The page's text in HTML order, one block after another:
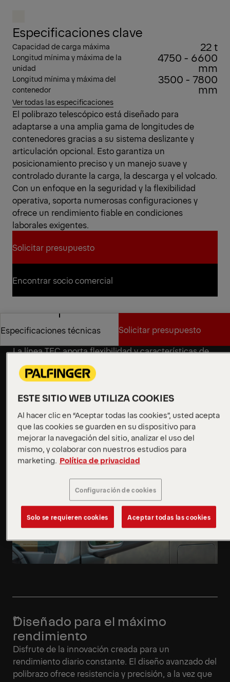
Especificaciones clave
Capacidad de carga máxima 22 t
Longitud mínima y máxima de la
unidad
4750 - 6600
mm
Longitud mínima y máxima del
contenedor
3500 - 7800
mm
Ver todas las especificaciones
El polibrazo telescópico está diseñado para
adaptarse a una amplia gama de longitudes de
contenedores gracias a su sistema deslizante y
articulación opcional. Esto garantiza un
posicionamiento preciso y un manejo suave y
controlado durante la carga, la descarga y el volcado.
Con un enfoque en la seguridad y la flexibilidad
operativa, soporta numerosas configuraciones y
ofrece un rendimiento fiable en condiciones
laborales exigentes.
Solicitar presupuesto
Solicitar presupuesto
Encontrar socio comercial
Encontrar socio comercial
Especificaciones técnicas
Especificaciones técnicas
Solicitar presupuesto
TEC: Lo mejor como norma
La línea TEC aporta flexibilidad y características de
vanguardia, abriendo la posibilidad de añadir varias
opciones para mejorar el equipo, en términos de
Más información
Más información
Diseñado para el máximo
rendimiento
Disfrute de la innovación creada para un
rendimiento diario constante. El diseño avanzado del
polibrazo ofrece resistencia y precisión, a la vez que
ESTE SITIO WEB UTILIZA COOKIES
Al hacer clic en “Aceptar todas las cookies”, usted acepta
que las cookies se guarden en su dispositivo para
mejorar la navegación del sitio, analizar el uso del
mismo, y colaborar con nuestros estudios para
marketing. Política de privacidad
Configuración de cookies
Solo se requieren cookies Aceptar todas las cookies